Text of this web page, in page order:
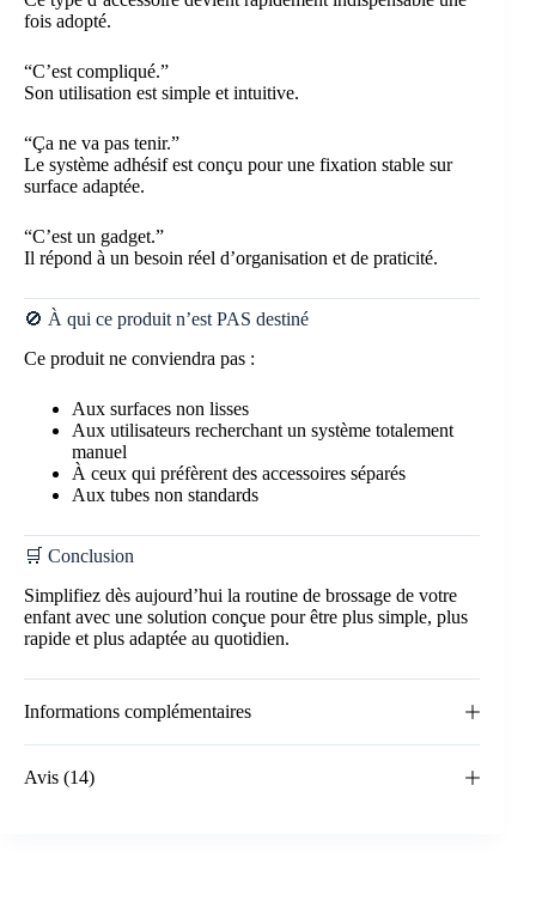
fois adopté.
“C’est compliqué.”
Son utilisation est simple et intuitive.
“Ça ne va pas tenir.”
Le système adhésif est conçu pour une fixation stable sur
surface adaptée.
“C’est un gadget.”
Il répond à un besoin réel d’organisation et de praticité.
🚫 À qui ce produit n’est PAS destiné
Ce produit ne conviendra pas :
Aux surfaces non lisses
Aux utilisateurs recherchant un système totalement
manuel
À ceux qui préfèrent des accessoires séparés
Aux tubes non standards
🛒 Conclusion
Simplifiez dès aujourd’hui la routine de brossage de votre
enfant avec une solution conçue pour être plus simple, plus
rapide et plus adaptée au quotidien.
Informations complémentaires
Avis (14)